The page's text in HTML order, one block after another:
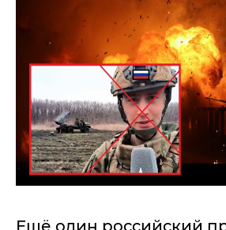
Ещё один российский